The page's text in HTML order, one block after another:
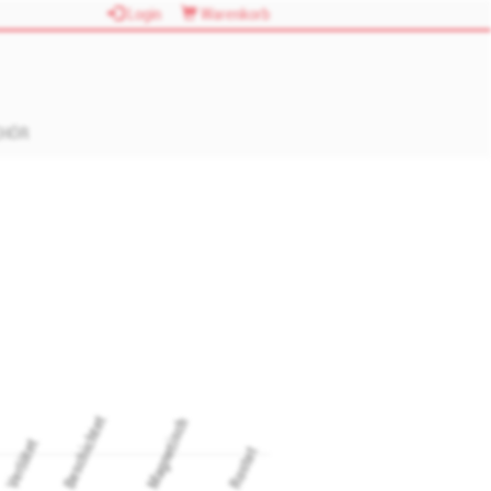
Login Warenkorb
Verlötet Beschichtet Magnetisch Rostet